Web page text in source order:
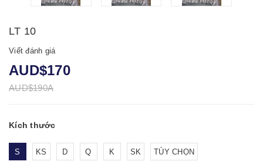
LT 10
Viết đánh giá
AUD$170
AUD$190A
Kích thước
S KS D Q K SK TÙY CHỌN